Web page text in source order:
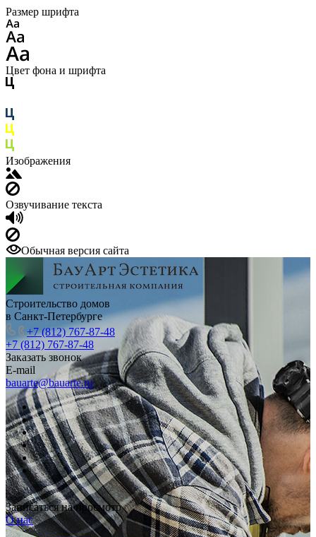
Размер шрифта
Цвет фона и шрифта
Изображения
Озвучивание текста
Обычная версия сайта
Строительство домов
в Санкт-Петербурге
+7 (812) 767-87-48
+7 (812) 767-87-48
Заказать звонок
E-mail
bauarte@bauarte.ru
Записаться на просмотр
О нас